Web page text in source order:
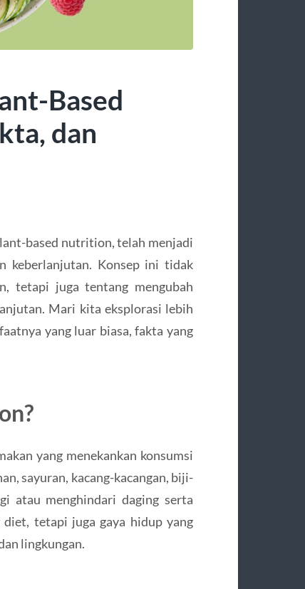
Based
dan
based nutrition, telah menjadi
keberlanjutan. Konsep ini tidak
tetapi juga tentang mengubah
Mari kita eksplorasi lebih
yang luar biasa, fakta yang
yang menekankan konsumsi
sayuran, kacang-kacangan, biji-
atau menghindari daging serta
tetapi juga gaya hidup yang
lingkungan.